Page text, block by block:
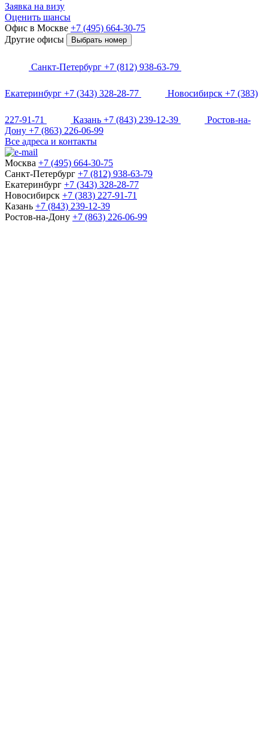
Заявка на визу
Оценить шансы
Офис в Москве +7 (495) 664-30-75
Другие офисы
Выбрать номер
Санкт-Петербург +7 (812) 938-63-79
Екатеринбург +7 (343) 328-28-77 Новосибирск +7 (383)
227-91-71 Казань +7 (843) 239-12-39
Ростов-на-
Дону +7 (863) 226-06-99
Все адреса и контакты
Москва +7 (495) 664-30-75
Санкт-Петербург +7 (812) 938-63-79
Екатеринбург +7 (343) 328-28-77
Новосибирск +7 (383) 227-91-71
Казань +7 (843) 239-12-39
Ростов-на-Дону +7 (863) 226-06-99